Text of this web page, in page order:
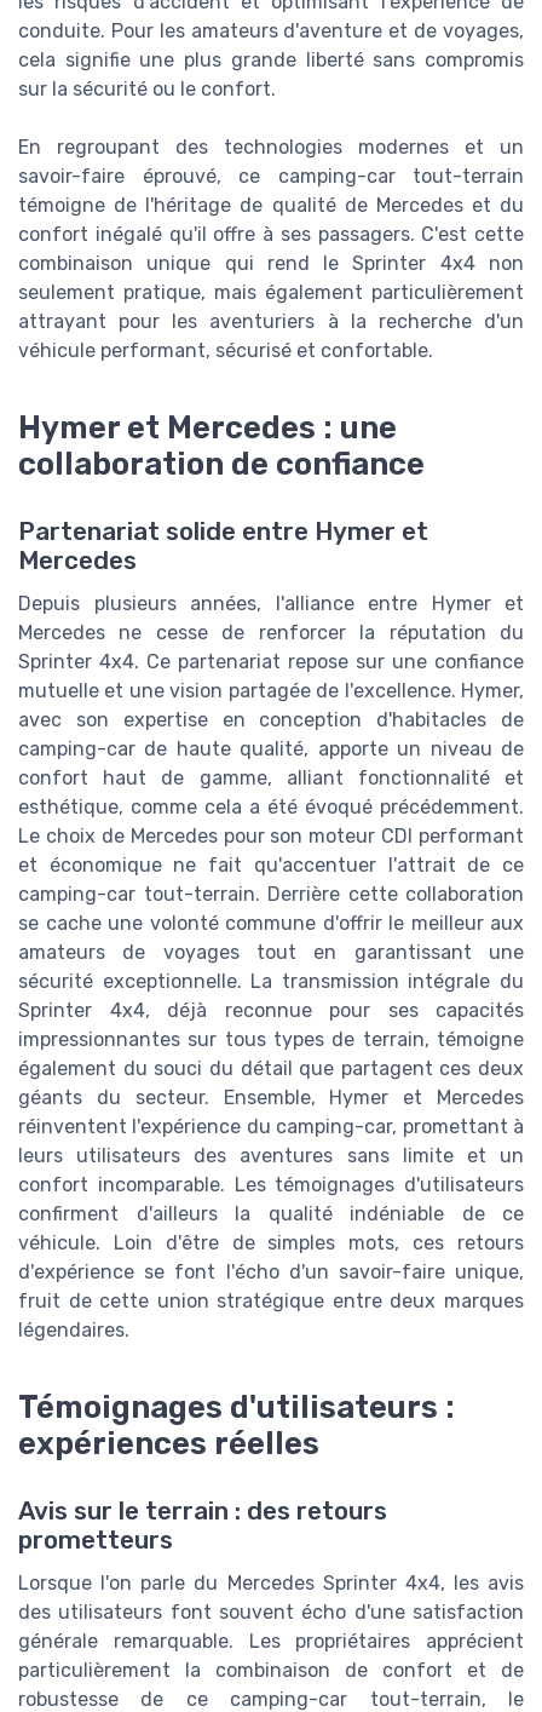
conduite. Pour les amateurs d'aventure et de voyages,
cela signifie une plus grande liberté sans compromis
sur la sécurité ou le confort.
En regroupant des technologies modernes et un
savoir-faire éprouvé, ce camping-car tout-terrain
témoigne de l'héritage de qualité de Mercedes et du
confort inégalé qu'il offre à ses passagers. C'est cette
combinaison unique qui rend le Sprinter 4x4 non
seulement pratique, mais également particulièrement
attrayant pour les aventuriers à la recherche d'un
véhicule performant, sécurisé et confortable.
Hymer et Mercedes : une
collaboration de confiance
Partenariat solide entre Hymer et
Mercedes
Depuis plusieurs années, l'alliance entre Hymer et
Mercedes ne cesse de renforcer la réputation du
Sprinter 4x4. Ce partenariat repose sur une confiance
mutuelle et une vision partagée de l'excellence. Hymer,
avec son expertise en conception d'habitacles de
camping-car de haute qualité, apporte un niveau de
confort haut de gamme, alliant fonctionnalité et
esthétique, comme cela a été évoqué précédemment.
Le choix de Mercedes pour son moteur CDI performant
et économique ne fait qu'accentuer l'attrait de ce
camping-car tout-terrain. Derrière cette collaboration
se cache une volonté commune d'offrir le meilleur aux
amateurs de voyages tout en garantissant une
sécurité exceptionnelle. La transmission intégrale du
Sprinter 4x4, déjà reconnue pour ses capacités
impressionnantes sur tous types de terrain, témoigne
également du souci du détail que partagent ces deux
géants du secteur. Ensemble, Hymer et Mercedes
réinventent l'expérience du camping-car, promettant à
leurs utilisateurs des aventures sans limite et un
confort incomparable. Les témoignages d'utilisateurs
confirment d'ailleurs la qualité indéniable de ce
véhicule. Loin d'être de simples mots, ces retours
d'expérience se font l'écho d'un savoir-faire unique,
fruit de cette union stratégique entre deux marques
légendaires.
Témoignages d'utilisateurs :
expériences réelles
Avis sur le terrain : des retours
prometteurs
Lorsque l'on parle du Mercedes Sprinter 4x4, les avis
des utilisateurs font souvent écho d'une satisfaction
générale remarquable. Les propriétaires apprécient
particulièrement la combinaison de confort et de
robustesse de ce camping-car tout-terrain, le